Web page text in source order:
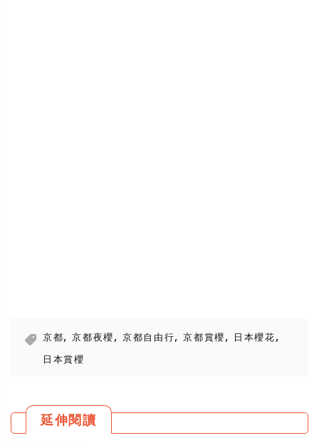
京都, 京都夜櫻, 京都自由行, 京都賞櫻, 日本櫻花,
日本賞櫻
延伸閱讀